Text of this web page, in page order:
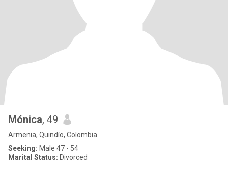
Mónica, 49
Armenia, Quindío, Colombia
Seeking: Male 47 - 54
Marital Status: Divorced